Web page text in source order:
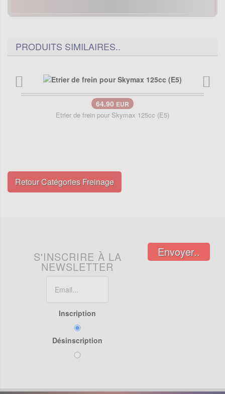
PRODUITS SIMILAIRES..
64.90 EUR
Etrier de frein pour Skymax 125cc (E5)
Retour Catégories Freinage
S'INSCRIRE À LA
NEWSLETTER
Inscription
Désinscription
Envoyer..